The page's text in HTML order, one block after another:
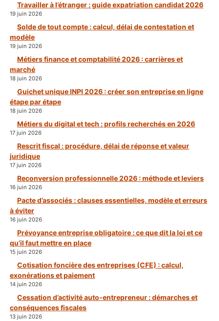
Travailler à l’étranger : guide expatriation candidat 2026
19 juin 2026
Solde de tout compte : calcul, délai de contestation et
modèle
19 juin 2026
Métiers finance et comptabilité 2026 : carrières et
marché
18 juin 2026
Guichet unique INPI 2026 : créer son entreprise en ligne
étape par étape
18 juin 2026
Métiers du digital et tech : profils recherchés en 2026
17 juin 2026
Rescrit fiscal : procédure, délai de réponse et valeur
juridique
17 juin 2026
Reconversion professionnelle 2026 : méthode et leviers
16 juin 2026
Pacte d’associés : clauses essentielles, modèle et erreurs
à éviter
16 juin 2026
Prévoyance entreprise obligatoire : ce que dit la loi et ce
qu’il faut mettre en place
15 juin 2026
Cotisation foncière des entreprises (CFE) : calcul,
exonérations et paiement
14 juin 2026
Cessation d’activité auto-entrepreneur : démarches et
conséquences fiscales
13 juin 2026